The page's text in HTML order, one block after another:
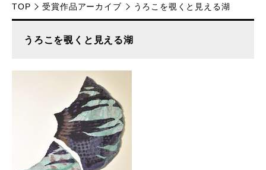
TOP 受賞作品アーカイブ うろこを覗くと見える湖
うろこを覗くと見える湖